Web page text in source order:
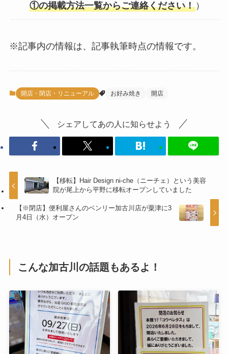
①の掲載方法一覧からご連絡ください！ ）
※記事内の情報は、記事執筆時点の情報です。
開店・閉店・リニューアル お好み焼き 開店
シェアしてあの人に知らせよう
【移転】Hair Design ni-che（ニーチェ）という美容
院が尾上から平野に移転オープンしていました
【※閉店】便利屋さんのベンリー加古川店が粟津に3
月4日（水）オープン
こんな加古川の話題もあるよ！